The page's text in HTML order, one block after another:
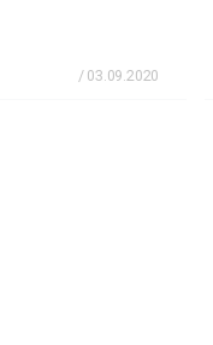
/ 03.09.2020